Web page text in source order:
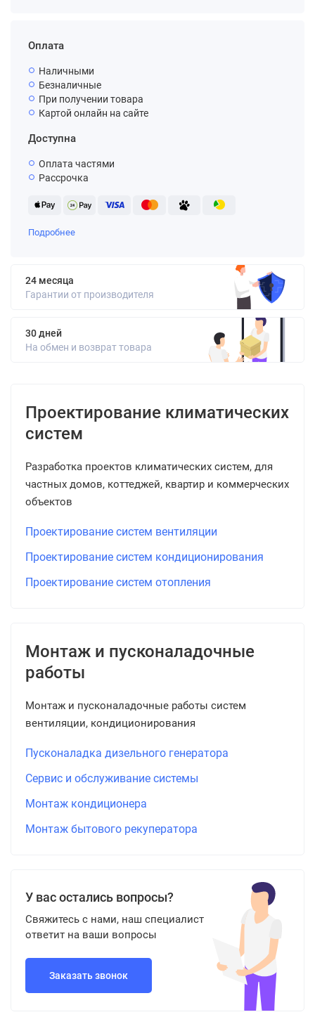
Оплата
Наличными
Безналичные
При получении товара
Картой онлайн на сайте
Доступна
Оплата частями
Рассрочка
Подробнее
24 месяца
Гарантии от производителя
30 дней
На обмен и возврат товара
Проектирование климатических
систем
Разработка проектов климатических систем, для
частных домов, коттеджей, квартир и коммерческих
объектов
Проектирование систем вентиляции
Проектирование систем кондиционирования
Проектирование систем отопления
Монтаж и пусконаладочные
работы
Монтаж и пусконаладочные работы систем
вентиляции, кондиционирования
Пусконаладка дизельного генератора
Сервис и обслуживание системы
Монтаж кондиционера
Монтаж бытового рекуператора
У вас остались вопросы?
Свяжитесь с нами, наш специалист
ответит на ваши вопросы
Заказать звонок